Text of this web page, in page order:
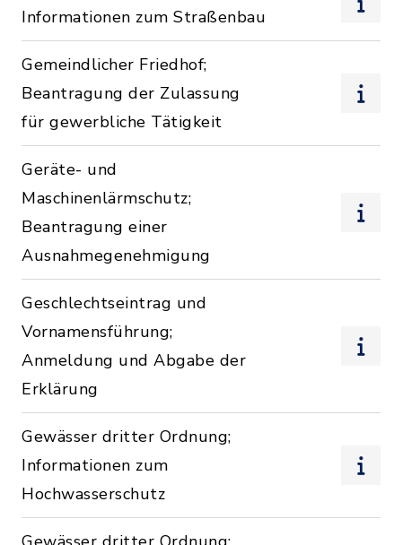
Informationen zum Straßenbau
Gemeindlicher Friedhof;
Beantragung der Zulassung
für gewerbliche Tätigkeit
Geräte- und
Maschinenlärmschutz;
Beantragung einer
Ausnahmegenehmigung
Geschlechtseintrag und
Vornamensführung;
Anmeldung und Abgabe der
Erklärung
Gewässer dritter Ordnung;
Informationen zum
Hochwasserschutz